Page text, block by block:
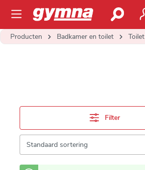
hoofdinhoud
Producten Badkamer en toilet Toilet
Filter